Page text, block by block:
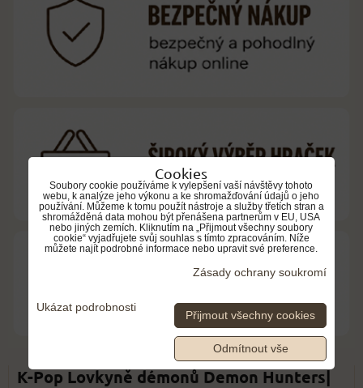
K-Pop Lovkyně démonů Demon Hunters|
Cookies
Soubory cookie používáme k vylepšení vaší návštěvy tohoto
webu, k analýze jeho výkonu a ke shromažďování údajů o jeho
používání. Můžeme k tomu použít nástroje a služby třetích stran a
shromážděná data mohou být přenášena partnerům v EU, USA
nebo jiných zemích. Kliknutím na „Přijmout všechny soubory
cookie“ vyjadřujete svůj souhlas s tímto zpracováním. Níže
můžete najít podrobné informace nebo upravit své preference.
Zásady ochrany soukromí
Ukázat podrobnosti
Přijmout všechny cookies
Odmítnout vše